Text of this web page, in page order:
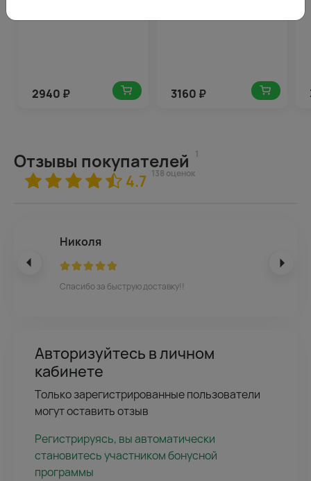
2940 ₽ 3160 ₽
Отзывы покупателей 1
4.7 138 оценок
Николя
Спасибо за быструю доставку!!
Авторизуйтесь в личном
кабинете
Только зарегистрированные пользователи
могут оставить отзыв
Регистрируясь, вы автоматически
становитесь участником бонусной
программы